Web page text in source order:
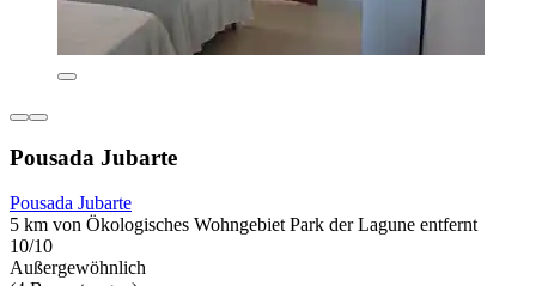
Pousada Jubarte
Pousada Jubarte
5 km von Ökologisches Wohngebiet Park der Lagune entfernt
10/10
Außergewöhnlich